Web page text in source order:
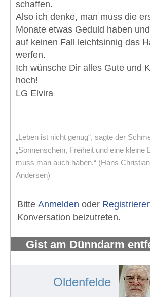
schaffen.
Also ich denke, man muss die
Monate etwas Geduld haben
auf keinen Fall leichtsinnig das
werfen.
Ich wünsche Dir alles Gute und
hoch!
LG Elvira
„Leben ist nicht genug“, sagte der
„Sonnenschein, Freiheit und eine kleine
muss man auch haben.“ (Hans Christian
Andersen)
Bitte Anmelden oder
Konversation beizutreten.
Gist am Dünndarm
Oldenfelde